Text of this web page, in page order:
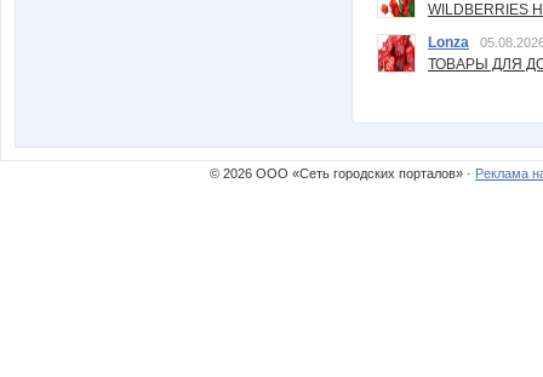
Lonza
ТОВАРЫ ДЛЯ
© 2026 ООО «Сеть городских порталов» · Реклама